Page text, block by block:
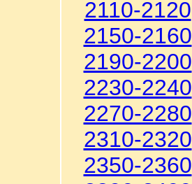
2110-2120
2150-2160
2190-2200
2230-2240
2270-2280
2310-2320
2350-2360